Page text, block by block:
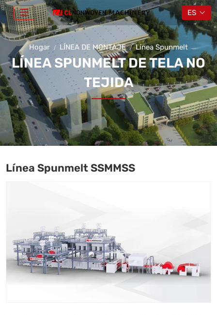
ES
Hogar LÍNEA DE MONTAJE Línea Spunmelt
LÍNEA SPUNMELT DE TELA NO
TEJIDA
Línea Spunmelt SSMMSS